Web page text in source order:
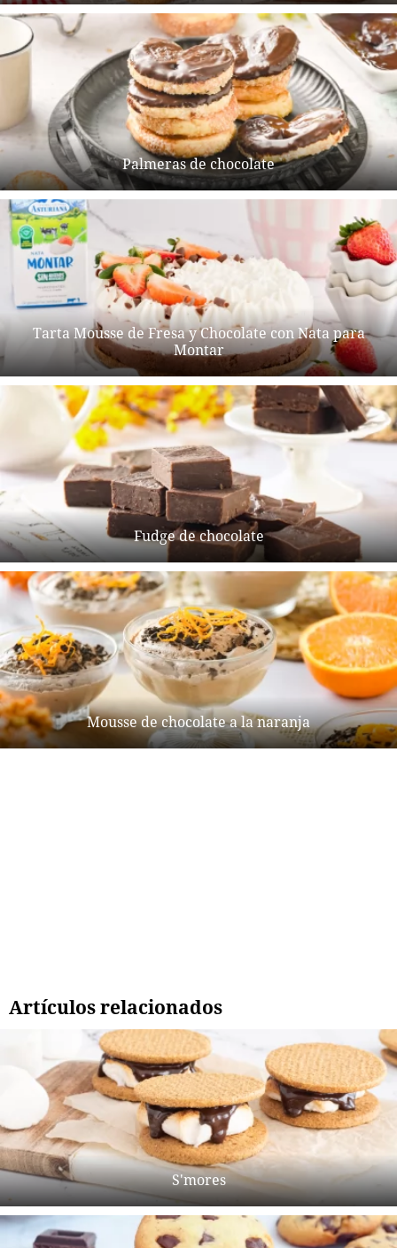
Palmeras de chocolate
Tarta Mousse de Fresa y Chocolate con Nata para
Montar
Fudge de chocolate
Mousse de chocolate a la naranja
Artículos relacionados
S'mores